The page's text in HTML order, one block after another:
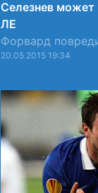
Селезнев может
ЛЕ
Форвард
20.05.2015 19:34